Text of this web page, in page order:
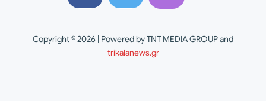
Copyright © 2026 | Powered by TNT MEDIA GROUP and
trikalanews.gr